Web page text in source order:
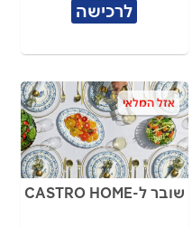
לרכישה
שובר ל-CASTRO HOME
אזל המלאי